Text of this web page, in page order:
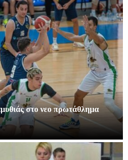
στο νεο πρωτάθλημα